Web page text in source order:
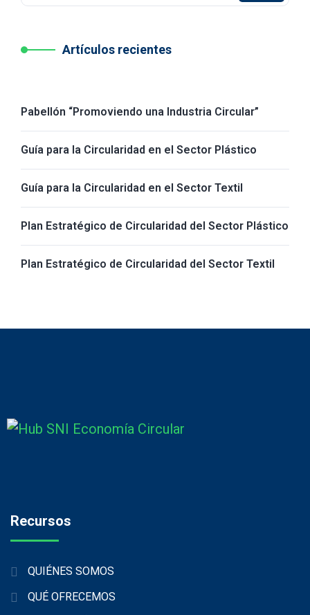
Artículos recientes
Pabellón “Promoviendo una Industria Circular”
Guía para la Circularidad en el Sector Plástico
Guía para la Circularidad en el Sector Textil
Plan Estratégico de Circularidad del Sector Plástico
Plan Estratégico de Circularidad del Sector Textil
Recursos
QUIÉNES SOMOS
QUÉ OFRECEMOS